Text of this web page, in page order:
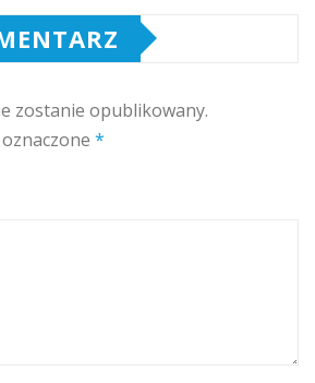
zostanie opublikowany.
*